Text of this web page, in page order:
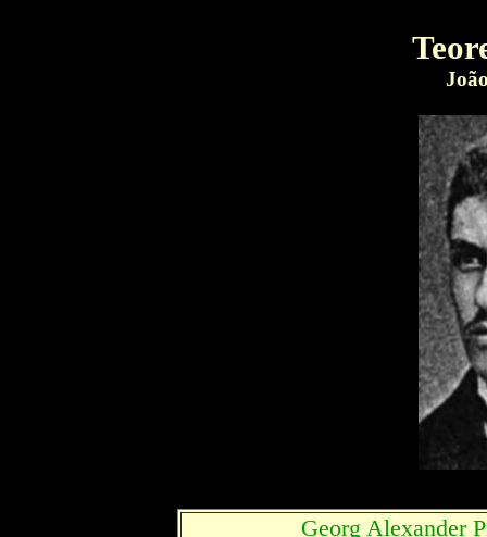
Georg Alexander